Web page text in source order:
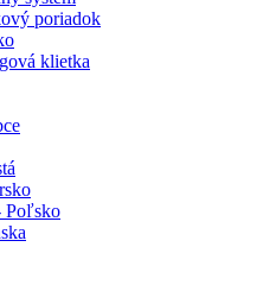
poriadok
klietka
Poľsko